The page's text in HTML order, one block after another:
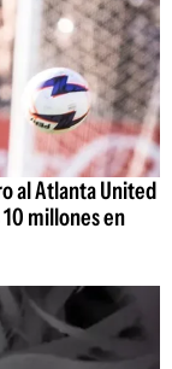
al Atlanta United
10 millones en